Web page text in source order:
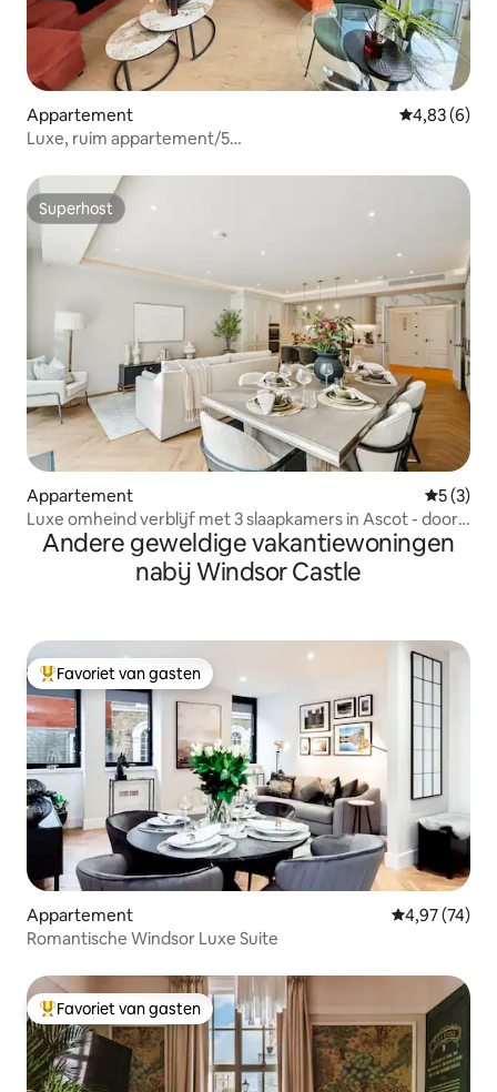
Appartement Gemiddelde
4,83 (6)
Luxe, ruim appartement/5
Superhost
Superhost
Appartement
5 (3)
Luxe omheind verblijf met 3 slaapkamers in Ascot - door
Tempstay
Andere geweldige vakantiewoningen
nabij Windsor Castle
Topfavoriet van gasten
Favoriet van gasten
Appartement Gemiddelde
4,97 (74)
Romantische Windsor Luxe Suite
Topfavoriet van gasten
Favoriet van gasten